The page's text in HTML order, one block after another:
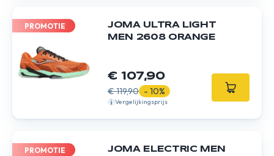
PROMOTIE
JOMA ULTRA LIGHT
MEN 2608 ORANGE
€ 107,90
€ 119,90 - 10%
Vergelijkingsprijs
PROMOTIE
JOMA ELECTRIC MEN